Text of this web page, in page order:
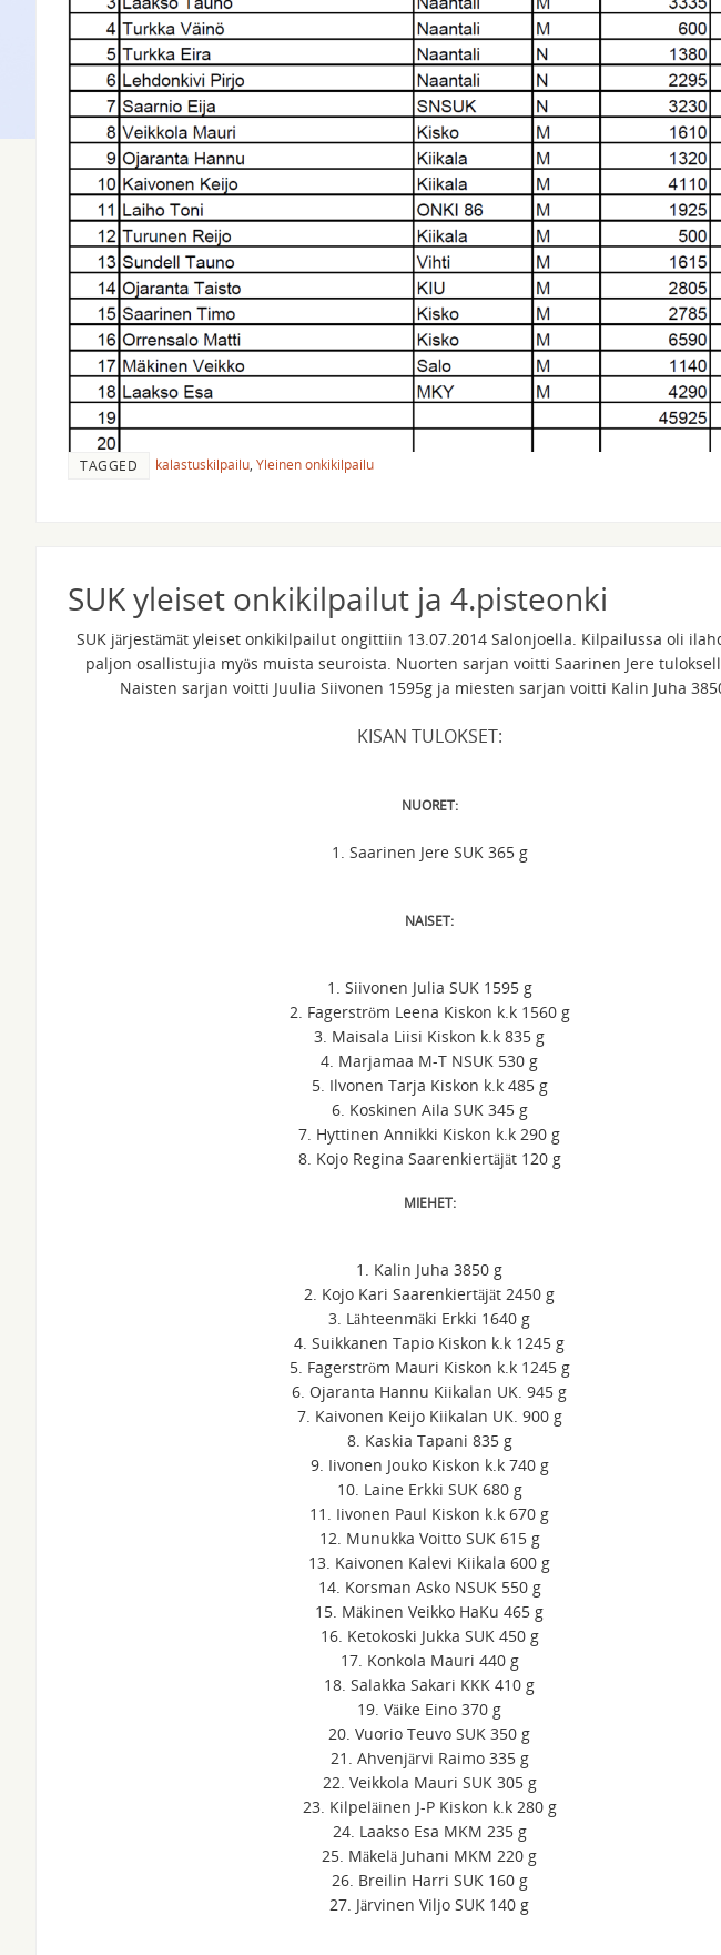
TAGGED kalastuskilpailu Yleinen onkikilpailu
SUK yleiset onkikilpailut ja 4.pisteonki
SUK järjestämät yleiset onkikilpailut ongittiin 13.07.2014 Salonjoella. Kilpailussa oli
paljon osallistujia myös muista seuroista. Nuorten sarjan voitti Saarinen Jere
Naisten sarjan voitti Juulia Siivonen 1595g ja miesten sarjan voitti Kalin Juha
KISAN TULOKSET:
NUORET:
1. Saarinen Jere SUK 365 g
NAISET:
1. Siivonen Julia SUK 1595 g
2. Fagerström Leena Kiskon k.k 1560 g
3. Maisala Liisi Kiskon k.k 835 g
4. Marjamaa M-T NSUK 530 g
5. Ilvonen Tarja Kiskon k.k 485 g
6. Koskinen Aila SUK 345 g
7. Hyttinen Annikki Kiskon k.k 290 g
8. Kojo Regina Saarenkiertäjät 120 g
MIEHET:
1. Kalin Juha 3850 g
2. Kojo Kari Saarenkiertäjät 2450 g
3. Lähteenmäki Erkki 1640 g
4. Suikkanen Tapio Kiskon k.k 1245 g
5. Fagerström Mauri Kiskon k.k 1245 g
6. Ojaranta Hannu Kiikalan UK. 945 g
7. Kaivonen Keijo Kiikalan UK. 900 g
8. Kaskia Tapani 835 g
9. Iivonen Jouko Kiskon k.k 740 g
10. Laine Erkki SUK 680 g
11. Iivonen Paul Kiskon k.k 670 g
12. Munukka Voitto SUK 615 g
13. Kaivonen Kalevi Kiikala 600 g
14. Korsman Asko NSUK 550 g
15. Mäkinen Veikko HaKu 465 g
16. Ketokoski Jukka SUK 450 g
17. Konkola Mauri 440 g
18. Salakka Sakari KKK 410 g
19. Väike Eino 370 g
20. Vuorio Teuvo SUK 350 g
21. Ahvenjärvi Raimo 335 g
22. Veikkola Mauri SUK 305 g
23. Kilpeläinen J-P Kiskon k.k 280 g
24. Laakso Esa MKM 235 g
25. Mäkelä Juhani MKM 220 g
26. Breilin Harri SUK 160 g
27. Järvinen Viljo SUK 140 g